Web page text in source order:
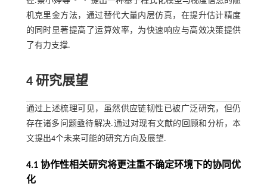
机克里金方法，通过替代大量内层仿真，在提升估计精度
的同时显著提高了运算效率，为快速响应与高效决策提供
了有力支撑.
4 研究展望
通过上述梳理可见，虽然供应链韧性已被广泛研究，但仍
存在诸多问题亟待解决.通过对现有文献的回顾和分析，本
文提出4个未来可能的研究方向及展望.
4.1 协作性相关研究将更注重不确定环境下的协同优
化